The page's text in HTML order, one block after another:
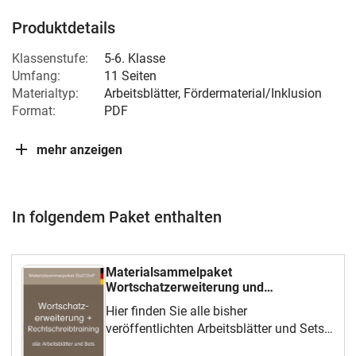
Produktdetails
Klassenstufe:
5-6. Klasse
Umfang:
11 Seiten
Materialtyp:
Arbeitsblätter, Fördermaterial/Inklusion
Format:
PDF
mehr anzeigen
In folgendem Paket enthalten
Materialsammelpaket
Wortschatzerweiterung und
Rechtschreibtraining
Hier finden Sie alle bisher
veröffentlichten Arbeitsblätter und Sets